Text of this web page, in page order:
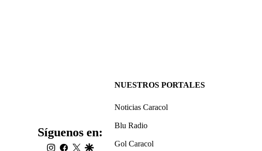
Síguenos en:
instagram
facebook
twittergoogle
NUESTROS PORTALES
Noticias Caracol
Blu Radio
Gol Caracol